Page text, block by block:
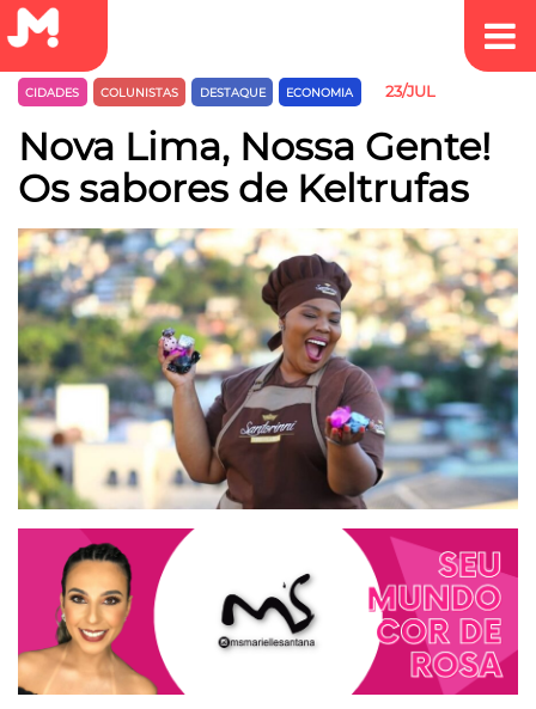
CIDADES COLUNISTAS DESTAQUE ECONOMIA 23/JUL
Nova Lima, Nossa Gente!
Os sabores de Keltrufas